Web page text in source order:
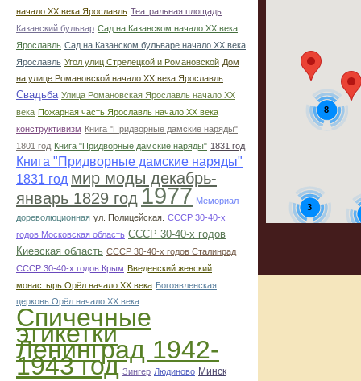
начало ХХ века Ярославль Театральная площадь
Казанский бульвар Сад на Казанском начало ХХ века
Ярославль Сад на Казанском бульваре начало ХХ века
Ярославль Угол улиц Стрелецкой и Романовской Дом
на улице Романовской начало ХХ века Ярославль
Свадьба Улица Романовская Ярославль начало ХХ
века Пожарная часть Ярославль начало ХХ века
конструктивизм Книга "Придворные дамские наряды"
1801 год Книга "Придворные дамские наряды" 1831 год
Книга "Придворные дамские наряды"
1831 год мир моды декабрь-
январь 1829 год 1977 Мемориал
дореволюционная ул. Полицейская. СССР 30-40-х
годов Московская область СССР 30-40-х годов
Киевская область СССР 30-40-х годов Сталинрад
СССР 30-40-х годов Крым Введенский женский
монастырь Орёл начало ХХ века Богоявленская
церковь Орёл начало ХХ века
Спичечные
этикетки
Ленинград 1942-
1943 год Зингер Людиново Минск
8
3